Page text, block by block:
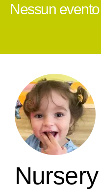
Nessun
Nursery